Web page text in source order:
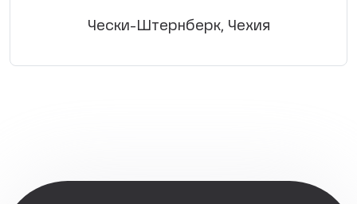
Чески-Штернберк, Чехия